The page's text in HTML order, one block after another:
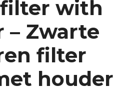
with
– Zwarte
filter
houder